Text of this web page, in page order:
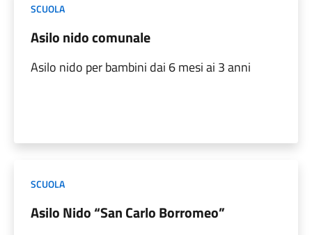
SCUOLA
Asilo nido comunale
Asilo nido per bambini dai 6 mesi ai 3 anni
SCUOLA
Asilo Nido “San Carlo Borromeo”